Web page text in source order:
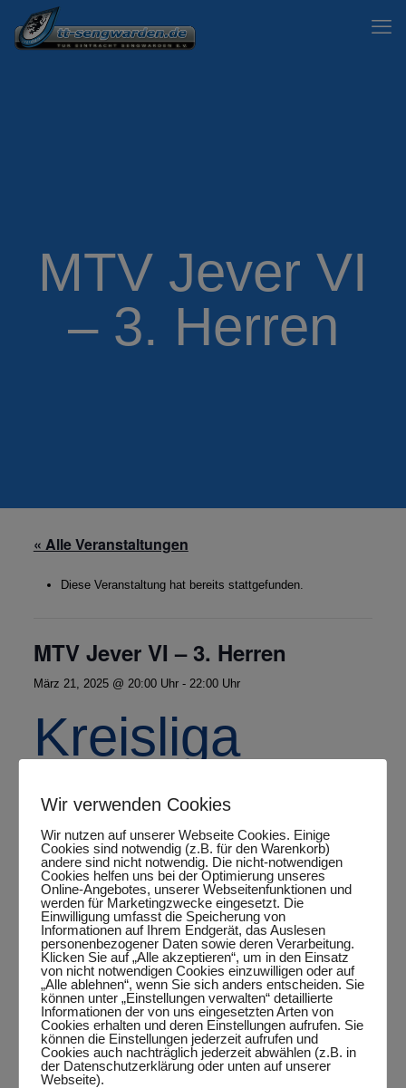
MTV Jever VI
– 3. Herren
« Alle Veranstaltungen
Diese Veranstaltung hat bereits stattgefunden.
MTV Jever VI – 3. Herren
März 21, 2025 @ 20:00 Uhr- 22:00 Uhr
Kreisliga
Herren
Zum Kalender hinzufügen
DETAILS
Datum:
März 21, 2025
Zeit:
20:00 Uhr - 22:00 Uhr
Wir verwenden Cookies
Wir nutzen auf unserer Webseite Cookies. Einige
Cookies sind notwendig (z.B. für den Warenkorb)
andere sind nicht notwendig. Die nicht-notwendigen
Cookies helfen uns bei der Optimierung unseres
Online-Angebotes, unserer Webseitenfunktionen und
werden für Marketingzwecke eingesetzt. Die
Einwilligung umfasst die Speicherung von
Informationen auf Ihrem Endgerät, das Auslesen
personenbezogener Daten sowie deren Verarbeitung.
Klicken Sie auf „Alle akzeptieren“, um in den Einsatz
von nicht notwendigen Cookies einzuwilligen oder auf
„Alle ablehnen“, wenn Sie sich anders entscheiden. Sie
können unter „Einstellungen verwalten“ detaillierte
Informationen der von uns eingesetzten Arten von
Cookies erhalten und deren Einstellungen aufrufen. Sie
können die Einstellungen jederzeit aufrufen und
Cookies auch nachträglich jederzeit abwählen (z.B. in
der Datenschutzerklärung oder unten auf unserer
Webseite).